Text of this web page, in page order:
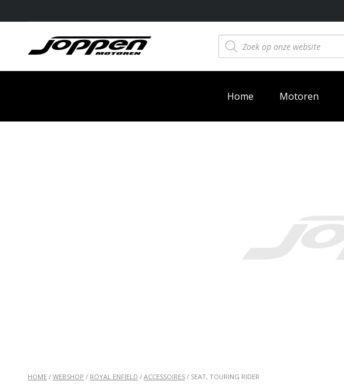
Producten
zoeken
Home Motoren
HOME / WEBSHOP / ROYAL ENFIELD / ACCESSOIRES / SEAT, TOURING RIDER